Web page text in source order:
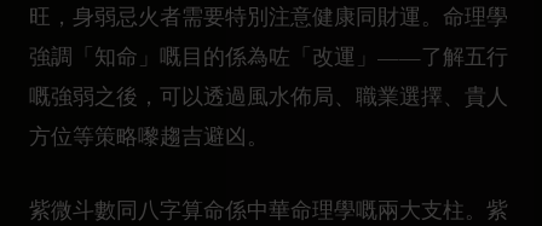
旺，身弱忌火者需要特別注意健康同財運。命理學
強調「知命」嘅目的係為咗「改運」——了解五行
嘅強弱之後，可以透過風水佈局、職業選擇、貴人
方位等策略嚟趨吉避凶。
紫微斗數同八字算命係中華命理學嘅兩大支柱。紫